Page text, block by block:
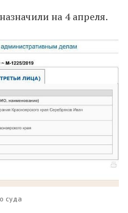
на 4 апреля.
суда